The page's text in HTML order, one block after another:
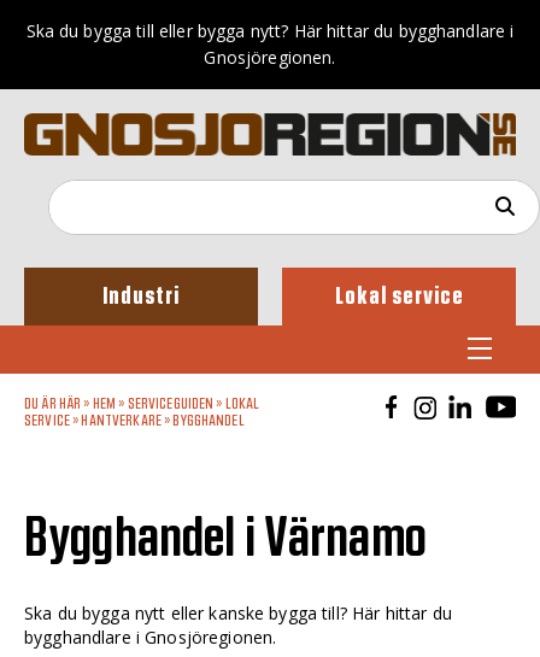
Ska du bygga till eller bygga nytt? Här hittar du bygghandlare i
Gnosjöregionen.
Industri Lokal service
DU ÄR HÄR » HEM » SERVICEGUIDEN »
LOKAL
SERVICE» HANTVERKARE» BYGGHANDEL
Bygghandel i Värnamo
Ska du bygga nytt eller kanske bygga till? Här hittar du
bygghandlare i Gnosjöregionen.